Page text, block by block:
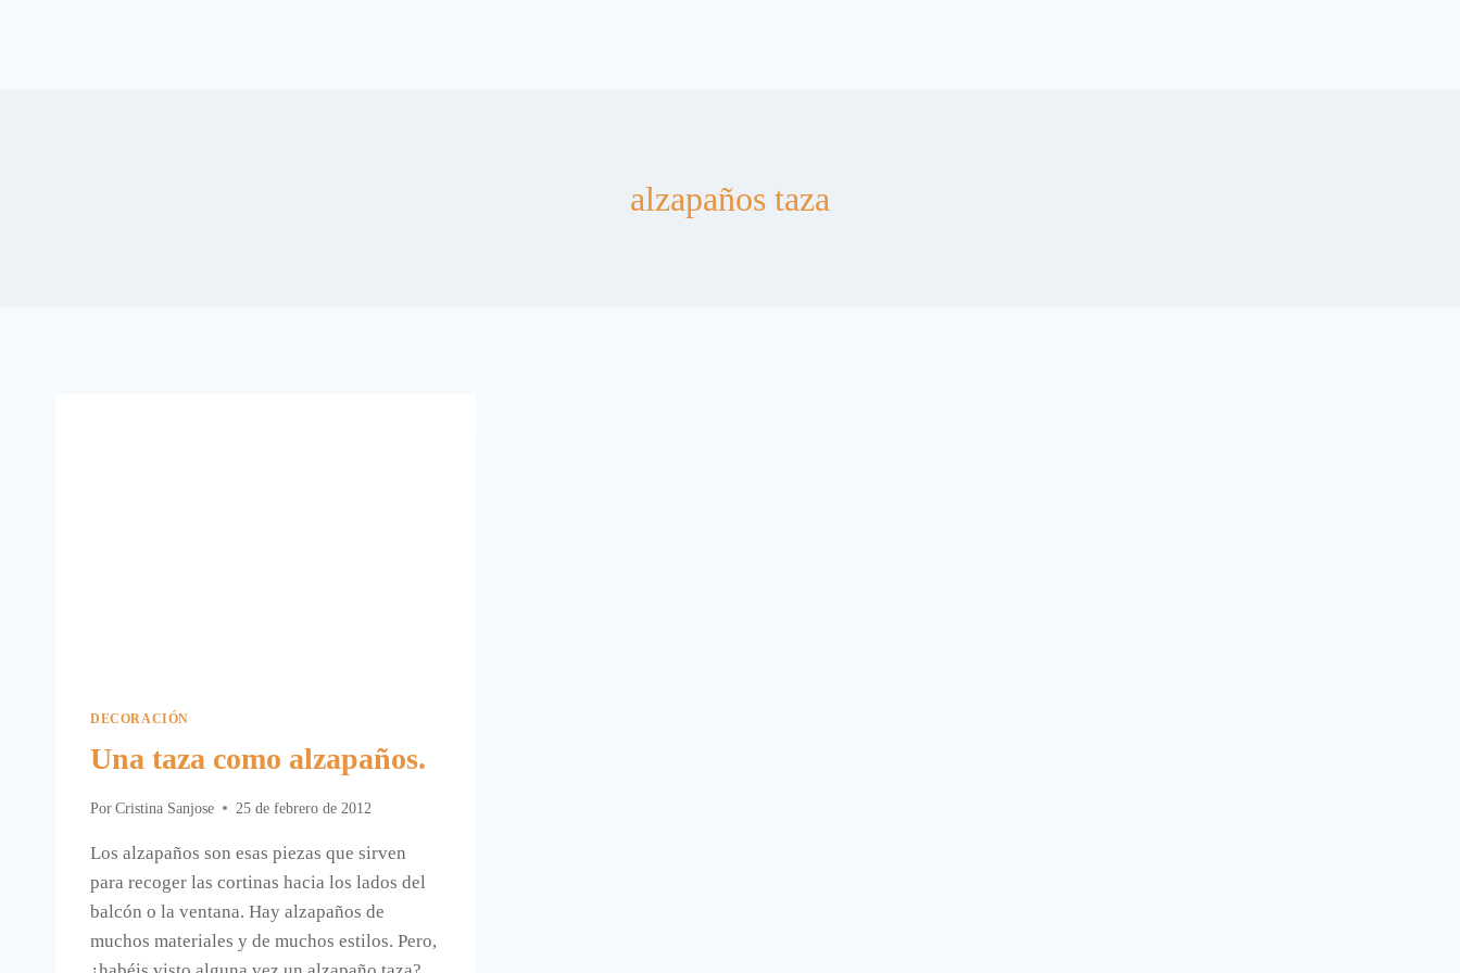
alzapaños taza
DECORACIÓN
Una taza como alzapaños.
Por Cristina Sanjose 25 de febrero de 2012
Los alzapaños son esas piezas que sirven
para recoger las cortinas hacia los lados del
balcón o la ventana. Hay alzapaños de
muchos materiales y de muchos estilos. Pero,